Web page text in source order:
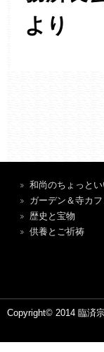
より
和尚のちょっと
ガーデン＆寺カフ
歴史と宝物
供養とご祈祷
Copyright© 2014 臨済